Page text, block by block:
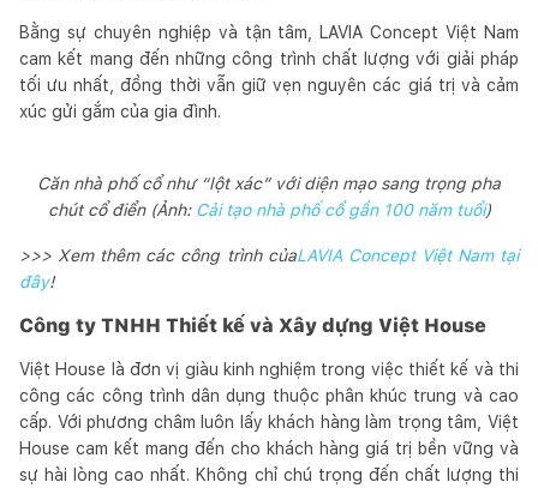
Bằng sự chuyên nghiệp và tận tâm, LAVIA Concept Việt Nam
cam kết mang đến những công trình chất lượng với giải pháp
tối ưu nhất, đồng thời vẫn giữ vẹn nguyên các giá trị và cảm
xúc gửi gắm của gia đình.
Căn nhà phố cổ như “lột xác” với diện mạo sang trọng pha
chút cổ điển (Ảnh: Cải tạo nhà phố cổ gần 100 năm tuổi)
>>> Xem thêm các công trình củaLAVIA Concept Việt Nam tại
đây!
Công ty TNHH Thiết kế và Xây dựng Việt House
Việt House là đơn vị giàu kinh nghiệm trong việc thiết kế và thi
công các công trình dân dụng thuộc phân khúc trung và cao
cấp. Với phương châm luôn lấy khách hàng làm trọng tâm, Việt
House cam kết mang đến cho khách hàng giá trị bền vững và
sự hài lòng cao nhất. Không chỉ chú trọng đến chất lượng thi